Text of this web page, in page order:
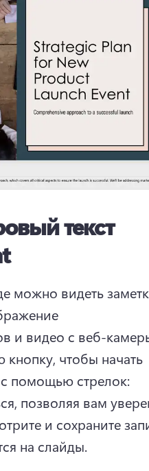
текст
можно видеть
и видео с веб-
чтобы начать
помощью стрелок:
позволяя вам
и сохраните
на слайды.